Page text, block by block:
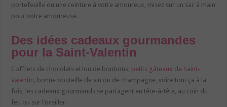
portefeuille ou une ceinture à votre amoureux, misez sur un sac à main
pour votre amoureuse.
Des idées cadeaux gourmandes
pour la Saint-Valentin
Coffrets de chocolats et/ou de bonbons, petits gâteaux de Saint-
Valentin , bonne bouteille de vin ou de champagne, voire tout ça à la
fois, les cadeaux gourmands se partagent en tête-à-tête, au coin du
feu ou sur l’oreiller.